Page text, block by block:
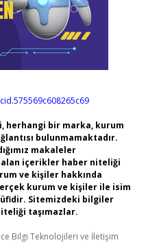
herhangi bir marka, kurum
bulunmamaktadır.
makaleler
alan içerikler haber niteliği
ve kişiler hakkında
kurum ve kişiler ile isim
Sitemizdeki bilgiler
taşımazlar.
Bilgi Teknolojileri ve İletişim